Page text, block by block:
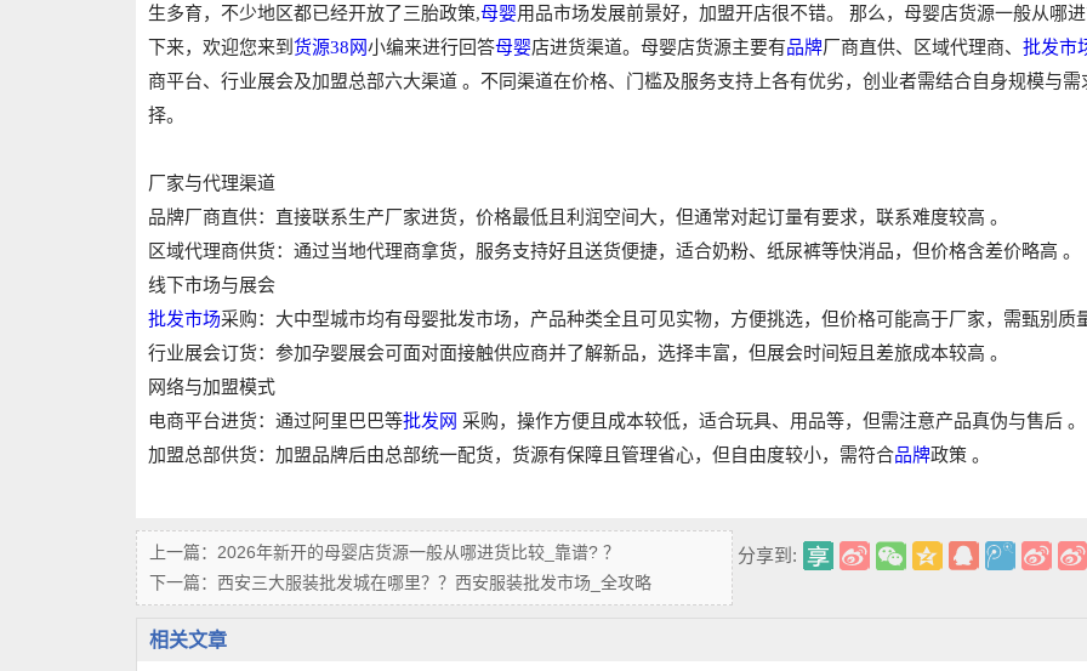
生多育，不少地区都已经开放了三胎政策,母婴用品市场发展前景好，加盟开店很不错。 那么，母婴店货源一般从哪
下来，欢迎您来到 货源38网小编来进行回答母婴店进货渠道。母婴店货源主要有‌品牌厂商直供、区域代理商、 批发市
商平台、行业展会及加盟总部‌六大渠道 。不同渠道在价格、门槛及服务支持上各有优劣，创业者需结合自身规模与需
择。‌‌‌
厂家与代理渠道
‌品牌厂商直供‌：直接联系生产厂家进货，‌价格最低且利润空间大‌，但通常对起订量有要求，联系难度较高 。
‌区域代理商供货‌：通过当地代理商拿货，‌服务支持好且送货便捷‌，适合奶粉、纸尿裤等快消品，但价格含差价略高 。‌‌‌
线下市场与展会
批发市场采购‌：大中型城市均有母婴批发市场，‌产品种类全且可见实物‌，方便挑选，但价格可能高于厂家，需甄别质
‌行业展会订货‌：参加孕婴展会可‌面对面接触供应商并了解新品‌，选择丰富，但展会时间短且差旅成本较高 。‌‌‌
网络与加盟模式
‌电商平台进货‌：通过阿里巴巴等批发网 采购，‌操作方便且成本较低‌，适合玩具、用品等，但需注意产品真伪与售后 。
‌加盟总部供货‌：加盟品牌后由总部统一配货，‌货源有保障且管理省心‌，但自由度较小，需符合品牌政策 。‌‌‌
上一篇： 2026年新开的母婴店货源一般从哪进货比较_靠谱? ？
下一篇： 西安三大服装批发城在哪里？？西安服装批发市场_全攻略
分享到:
相关文章